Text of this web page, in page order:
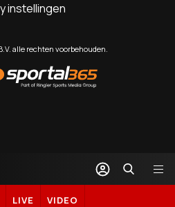
instellingen
alle rechten voorbehouden.
by
Sportal365
LIVE VIDEO